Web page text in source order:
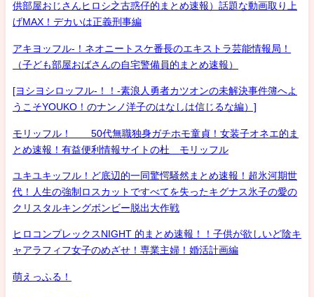
供部屋おじさんヒロシ之古惑仔的まとめ速報）話題な動画取り上
げMAX！デカいは正義刑事編
アキヨッフル-！ネオニートスケ番長のエキストラ芸能情報局！
（子ども部屋おばさんの自宅警備員的まとめ速報）
[ヨシヨシロッフル-！！-素浪人勇者カツオンの未解決事件簿へよ
うこそYOUKO！のナンノ洋子のはなしは信じるな編）]
モリッフル！ 50代無職独身ガチホモ童貞！女装子オネエ的ま
とめ速報！有益便利情報サイトの杜 モリッフル
ユキユキッフル！ど底辺的一同驚愕騒然まとめ速報！超氷河期世
代！人生の強制ロスカットですべてを失ったキグナス氷子の愛の
クリスタルキングボンビー脱出大作戦
ヒロコンプレックスNIGHT 的まとめ速報！！子供が欲しいど陰キ
ャアラフィフ女子のめざせ！専業主婦！婚活計画編
萌えっふる！